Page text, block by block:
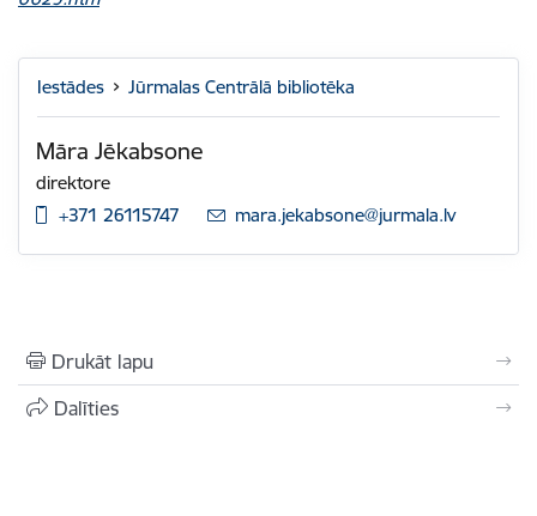
Iestādes Jūrmalas Centrālā bibliotēka
Māra Jēkabsone
direktore
+371 26115747
E-pasts:
mara.jekabsone@jurmala.lv
Drukāt lapu
Dalīties